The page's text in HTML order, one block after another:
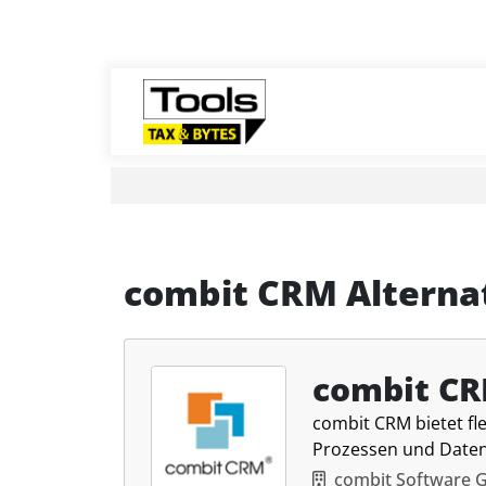
combit CRM
combit
combit CRM bietet
Prozessen und
combit Software